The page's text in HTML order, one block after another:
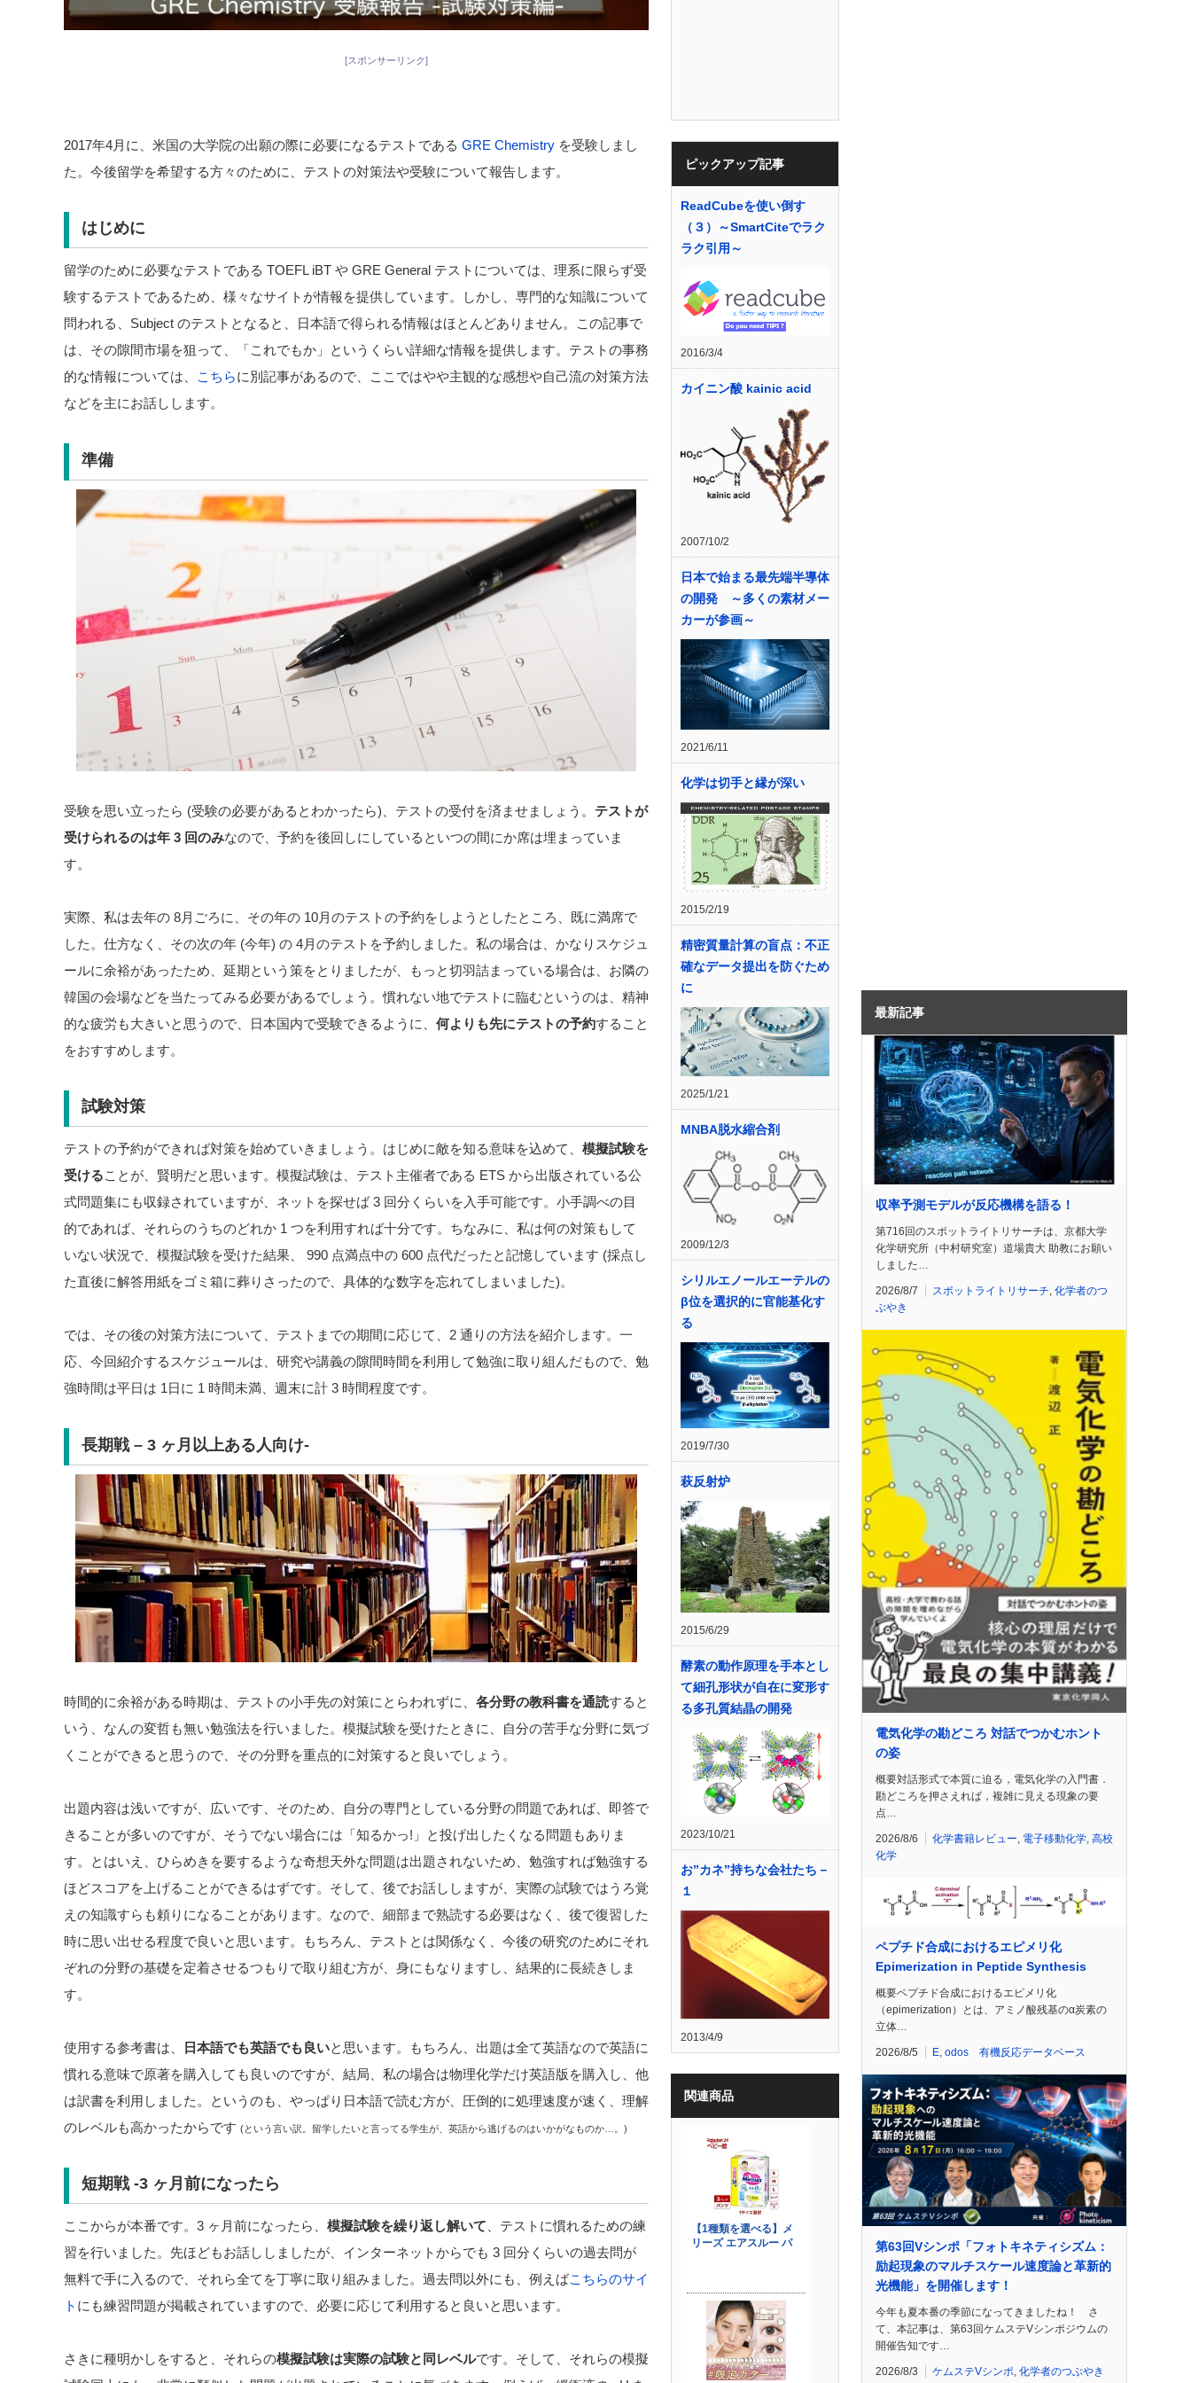
[スポンサーリンク]
2017年4月に、米国の大学院の出願の際に必要になるテストである GRE Chemistry を受験しまし
た。今後留学を希望する方々のために、テストの対策法や受験について報告します。
はじめに
留学のために必要なテストである TOEFL iBT や GRE General テストについては、理系に限らず受
験するテストであるため、様々なサイトが情報を提供しています。しかし、専門的な知識について
問われる、Subject のテストとなると、日本語で得られる情報はほとんどありません。この記事で
は、その隙間市場を狙って、「これでもか」というくらい詳細な情報を提供します。テストの事務
的な情報については、
こちらに別記事があるので、ここではやや主観的な感想や自己流の対策方法
などを主にお話しします。
準備
受験を思い立ったら (受験の必要があるとわかったら)、テストの受付を済ませましょう。 テストが
受けられるのは年 3 回のみなので、予約を後回しにしているといつの間にか席は埋まっていま
す。
実際、私は去年の 8月ごろに、その年の 10月のテストの予約をしようとしたところ、既に満席で
した。仕方なく、その次の年 (今年) の 4月のテストを予約しました。私の場合は、かなりスケジュ
ールに余裕があったため、延期という策をとりましたが、もっと切羽詰まっている場合は、お隣の
韓国の会場などを当たってみる必要があるでしょう。慣れない地でテストに臨むというのは、精神
的な疲労も大きいと思うので、日本国内で受験できるように、 何よりも先にテストの予約すること
をおすすめします。
試験対策
テストの予約ができれば対策を始めていきましょう。はじめに敵を知る意味を込めて、 模擬試験を
受けることが、賢明だと思います。模擬試験は、テスト主催者である ETS から出版されている公
式問題集にも収録されていますが、ネットを探せば 3 回分くらいを入手可能です。小手調べの目
的であれば、それらのうちのどれか 1 つを利用すれば十分です。ちなみに、私は何の対策もして
いない状況で、模擬試験を受けた結果、 990 点満点中の 600 点代だったと記憶しています (採点し
た直後に解答用紙をゴミ箱に葬りさったので、具体的な数字を忘れてしまいました)。
では、その後の対策方法について、テストまでの期間に応じて、2 通りの方法を紹介します。一
応、今回紹介するスケジュールは、研究や講義の隙間時間を利用して勉強に取り組んだもので、勉
強時間は平日は 1日に 1 時間未満、週末に計 3 時間程度です。
長期戦 – 3 ヶ月以上ある人向け-
時間的に余裕がある時期は、テストの小手先の対策にとらわれずに、 各分野の教科書を通読すると
いう、なんの変哲も無い勉強法を行いました。模擬試験を受けたときに、自分の苦手な分野に気づ
くことができると思うので、その分野を重点的に対策すると良いでしょう。
出題内容は浅いですが、広いです、そのため、自分の専門としている分野の問題であれば、即答で
きることが多いのですが、そうでない場合には「知るかっ!」と投げ出したくなる問題もありま
す。とはいえ、ひらめきを要するような奇想天外な問題は出題されないため、勉強すれば勉強する
ほどスコアを上げることができるはずです。そして、後でお話ししますが、実際の試験ではうろ覚
えの知識すらも頼りになることがあります。なので、細部まで熟読する必要はなく、後で復習した
時に思い出せる程度で良いと思います。もちろん、テストとは関係なく、今後の研究のためにそれ
ぞれの分野の基礎を定着させるつもりで取り組む方が、身にもなりますし、結果的に長続きしま
す。
使用する参考書は、 日本語でも英語でも良いと思います。もちろん、出題は全て英語なので英語に
慣れる意味で原著を購入しても良いのですが、結局、私の場合は物理化学だけ英語版を購入し、他
は訳書を利用しました。というのも、やっぱり日本語で読む方が、圧倒的に処理速度が速く、理解
のレベルも高かったからです (という言い訳。留学したいと言ってる学生が、英語から逃げるのはいかがなものか…。)
短期戦 -3 ヶ月前になったら
ここからが本番です。3 ヶ月前になったら、 模擬試験を繰り返し解いて 、テストに慣れるための練
習を行いました。先ほどもお話ししましたが、インターネットからでも 3 回分くらいの過去問が
無料で手に入るので、それら全てを丁寧に取り組みました。過去問以外にも、例えばこちらのサイ
ト にも練習問題が掲載されていますので、必要に応じて利用すると良いと思います。
さきに種明かしをすると、それらの模擬試験は実際の試験と同レベルです。そして、それらの模擬
ピックアップ記事
ReadCubeを使い倒す
（３）～SmartCiteでラク
ラク引用～
2016/3/4
カイニン酸 kainic acid
2007/10/2
日本で始まる最先端半導体
の開発 ～多くの素材メー
カーが参画～
2021/6/11
化学は切手と縁が深い
2015/2/19
精密質量計算の盲点：不正
確なデータ提出を防ぐため
に
2025/1/21
MNBA脱水縮合剤
2009/12/3
シリルエノールエーテルの
β位を選択的に官能基化す
る
2019/7/30
萩反射炉
2015/6/29
酵素の動作原理を手本とし
て細孔形状が自在に変形す
る多孔質結晶の開発
2023/10/21
お”カネ”持ちな会社たち－
１
2013/4/9
関連商品
最新記事
収率予測モデルが反応機構を語る！
第716回のスポットライトリサーチは、京都大学
化学研究所（中村研究室）道場貴大 助教にお願い
しました…
2026/8/7 スポットライトリサーチ 化学者のつ
ぶやき
電気化学の勘どころ 対話でつかむホント
の姿
概要対話形式で本質に迫る，電気化学の入門書．
勘どころを押さえれば，複雑に見える現象の要
点…
2026/8/6 化学書籍レビュー 電子移動化学 高校
化学
ペプチド合成におけるエピメリ化
Epimerization in Peptide Synthesis
概要ペプチド合成におけるエピメリ化
（epimerization）とは、アミノ酸残基のα炭素の
立体…
2026/8/5 E odos 有機反応データベース
第63回Vシンポ「フォトキネティシズム：
励起現象のマルチスケール速度論と革新的
光機能」を開催します！
今年も夏本番の季節になってきましたね！ さ
て、本記事は、第63回ケムステVシンポジウムの
開催告知です…
2026/8/3 ケムステVシンポ, 化学者のつぶやき